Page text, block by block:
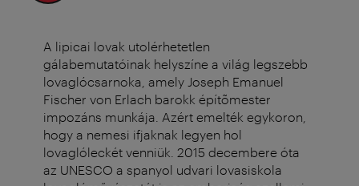
A lipicai lovak utolérhetetlen
gálabemutatóinak helyszíne a világ legszebb
lovaglócsarnoka, amely Joseph Emanuel
Fischer von Erlach barokk építõmester
impozáns munkája. Azért emelték egykoron,
hogy a nemesi ifjaknak legyen hol
lovaglóleckét venniük. 2015 decembere óta
az UNESCO a spanyol udvari lovasiskola